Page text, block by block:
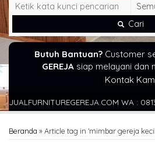
Cari
Butuh Bantuan?Customer
GEREJAsiap melayani dan
Kontak
WA :
Beranda »Article tag in 'mimbar gereja